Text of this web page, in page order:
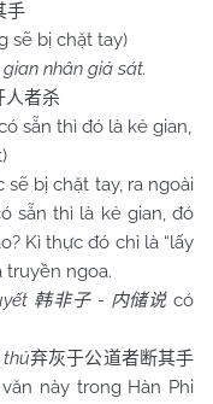
手
sẽ bị chặt tay)
nhân giả sát.
人者杀
sẵn thì đó là kẻ gian,
bị chặt tay, ra ngoài
sẵn thì là kẻ gian, đó
Kì thực đó chỉ là “lấy
truyền ngoa.
韩非子- 内储说 có
弃灰于公道者断其手
này trong Hàn Phi